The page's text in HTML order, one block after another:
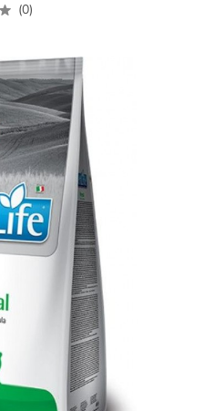
(0)